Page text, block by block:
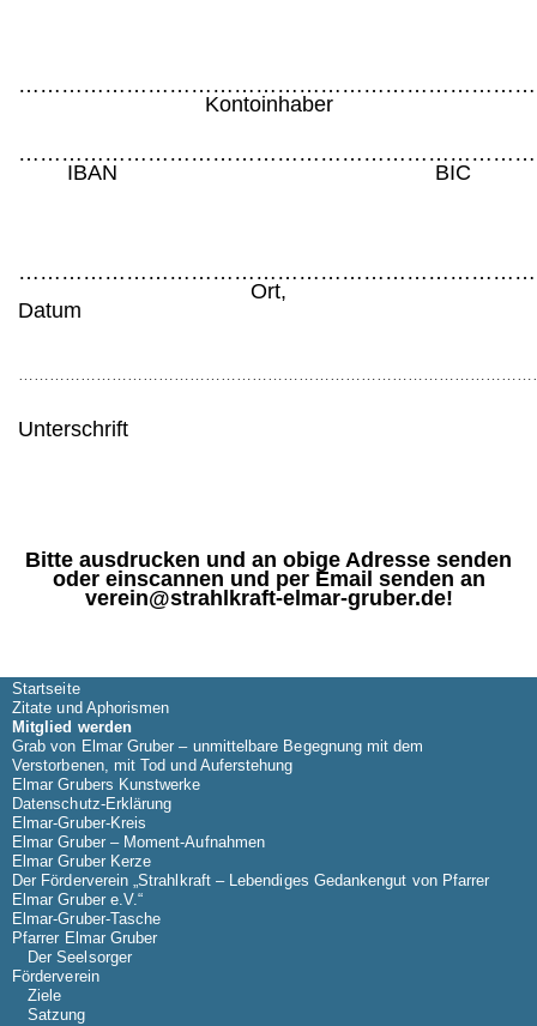
Kontoinhaber
IBAN BIC
Ort,
Unterschrift
Bitte ausdrucken und an obige Adresse senden
oder einscannen und per Email senden an
verein@strahlkraft-elmar-gruber.de!
Startseite
Zitate und Aphorismen
Mitglied werden
Grab von Elmar Gruber – unmittelbare Begegnung mit dem
Verstorbenen, mit Tod und Auferstehung
Elmar Grubers Kunstwerke
Datenschutz-Erklärung
Elmar-Gruber-Kreis
Elmar Gruber – Moment-Aufnahmen
Elmar Gruber Kerze
Der Förderverein „Strahlkraft – Lebendiges Gedankengut von Pfarrer
Elmar Gruber e.V.“
Elmar-Gruber-Tasche
Pfarrer Elmar Gruber
Der Seelsorger
Förderverein
Ziele
Satzung